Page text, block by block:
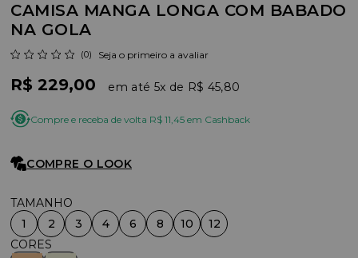
CAMISA MANGA LONGA COM BABADO
NA GOLA
(0) Seja o primeiro a avaliar
R$ 229,00 5x R$ 45,80
Compre e receba de volta R$ 11,45 em Cashback
COMPRE O LOOK
1 2 3 4 6 8 10 12